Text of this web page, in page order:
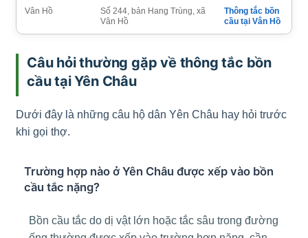
Vân Hồ
Số 244, bản Hang Trùng, xã
Vân Hồ
Thông tắc bồn
cầu tại Vân Hồ
Câu hỏi thường gặp về thông tắc bồn
cầu tại Yên Châu
Dưới đây là những câu hộ dân Yên Châu hay hỏi trước
khi gọi thợ.
Trường hợp nào ở Yên Châu được xếp vào bồn
cầu tắc nặng?
Bồn cầu tắc do dị vật lớn hoặc tắc sâu trong đường